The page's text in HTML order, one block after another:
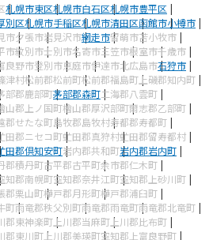
札幌市東区札幌市白石区札幌市豊平区
別区札幌市手稲区札幌市清田区函館市小樽市
市夕張市岩見沢市網走市留萌市苫小牧市
市紋別市士別市名寄市三笠市根室市千歳市
良野市登別市恵庭市伊達市北広島市石狩市
津村松前郡松前町松前郡福島町 上磯郡知内町
部郡鹿部町茅部郡森町二海郡八雲町
山郡上ノ国町檜山郡厚沢部町爾志郡乙部町
郡せたな町島牧郡島牧村寿都郡寿都町
田郡ニセコ町虻田郡真狩村虻田郡留寿都村
田郡倶知安町岩内郡共和町岩内郡岩内町
郡積丹町古平郡古平町余市郡仁木町
知郡南幌町空知郡奈井江町空知郡上砂川町
郡栗山町樺戸郡月形町樺戸郡浦臼町
町雨竜郡秩父別町雨竜郡雨竜町雨竜郡北竜町
郡東神楽町 上川郡当麻町 上川郡比布町
郡東川町 上川郡美瑛町空知郡上富良野町